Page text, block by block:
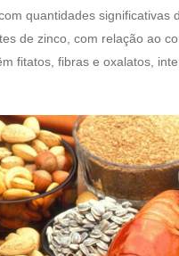
quantidades
de zinco, com relação ao
fitatos, fibras e oxalatos,